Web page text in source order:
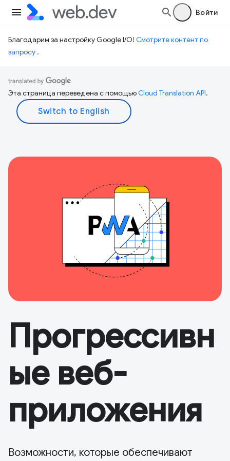
Войти
Благодарим за настройку Google I/O! Смотрите контент по
запросу .
Эта страница переведена с помощьюCloud Translation API.
Прогрессивн
ые веб-
приложения
Возможности, которые обеспечивают